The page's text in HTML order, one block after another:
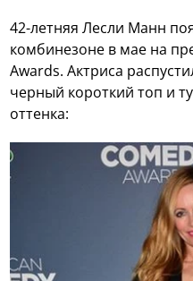
42-летняя Лесли Манн
комбинезоне в мае на
Awards. Актриса
черный короткий топ и
оттенка: